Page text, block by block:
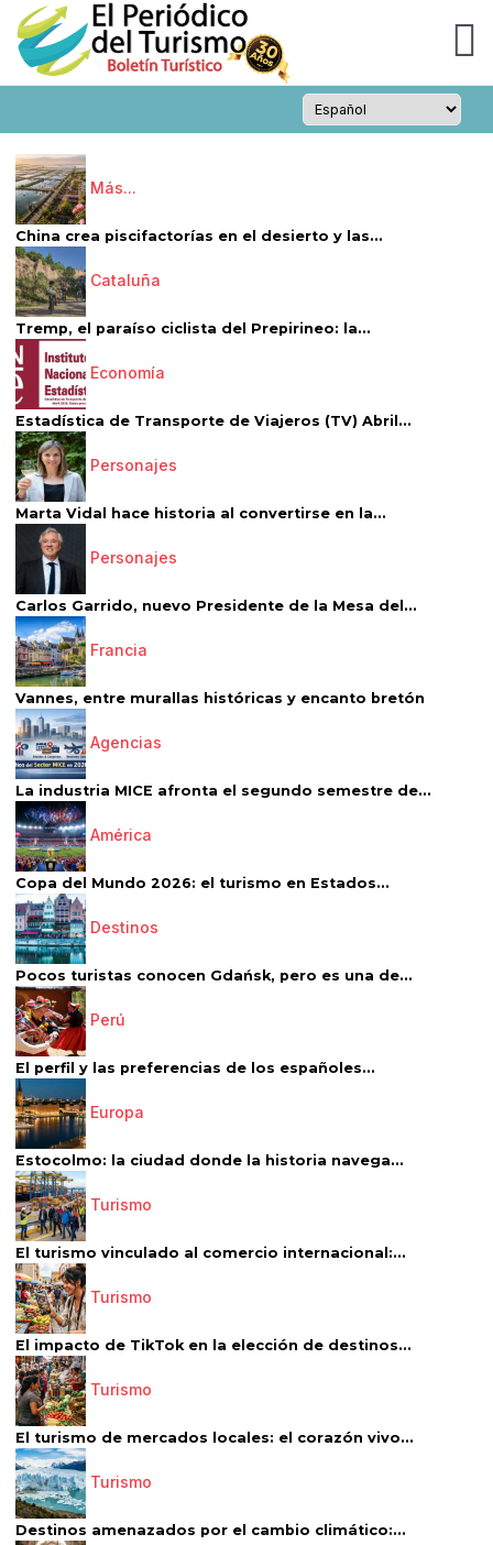
Más...
China crea piscifactorías en el desierto y las...
Cataluña
Tremp, el paraíso ciclista del Prepirineo: la...
Economía
Estadística de Transporte de Viajeros (TV) Abril...
Personajes
Marta Vidal hace historia al convertirse en la...
Personajes
Carlos Garrido, nuevo Presidente de la Mesa del...
Francia
Vannes, entre murallas históricas y encanto bretón
Agencias
La industria MICE afronta el segundo semestre de...
América
Copa del Mundo 2026: el turismo en Estados...
Destinos
Pocos turistas conocen Gdańsk, pero es una de...
Perú
El perfil y las preferencias de los españoles...
Europa
Estocolmo: la ciudad donde la historia navega...
Turismo
El turismo vinculado al comercio internacional:...
Turismo
El impacto de TikTok en la elección de destinos...
Turismo
El turismo de mercados locales: el corazón vivo...
Turismo
Destinos amenazados por el cambio climático:...